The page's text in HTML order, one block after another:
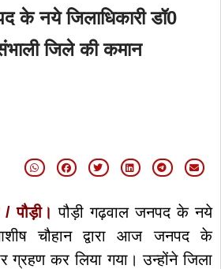
के नये जिलाधिकारी डॉ0
जिले की कमान
पौड़ी। पौड़ी गढ़वाल जनपद के नये
चौहान द्वारा आज जनपद के
ग्रहण कर लिया गया। उन्होंने जिला